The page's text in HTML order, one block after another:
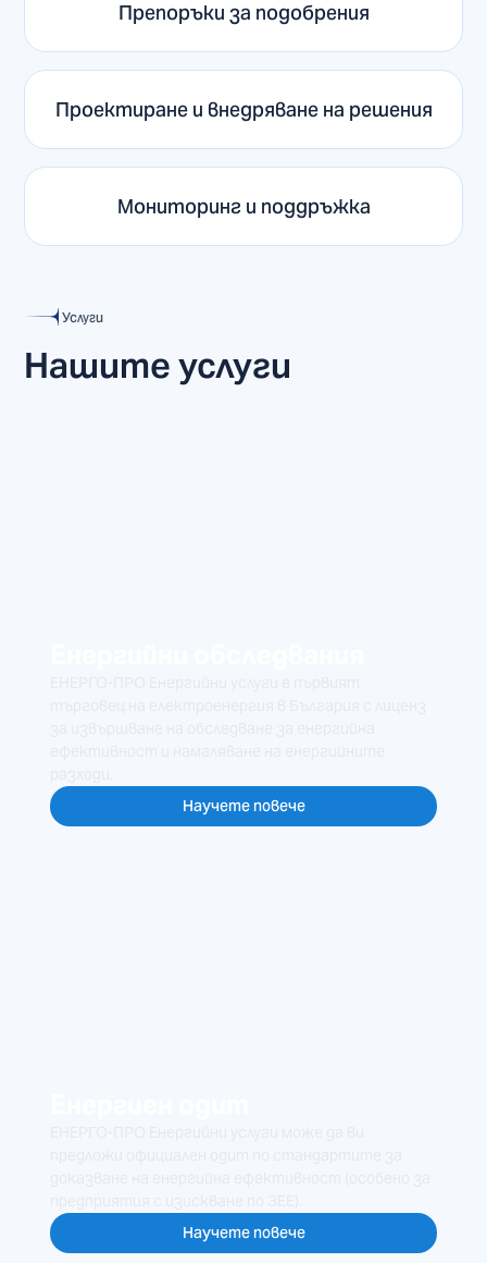
Препоръки за подобрения
Проектиране и внедряване на решения
Мониторинг и поддръжка
Услуги
Нашите услуги
Научете повече
Научете повече